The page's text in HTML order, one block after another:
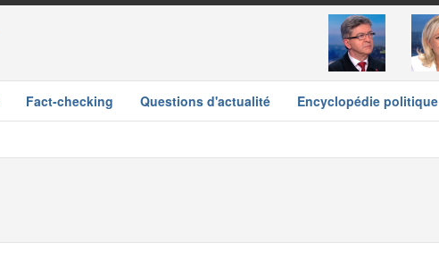
Fact-checking Questions d'actualité Encyclopédie politique